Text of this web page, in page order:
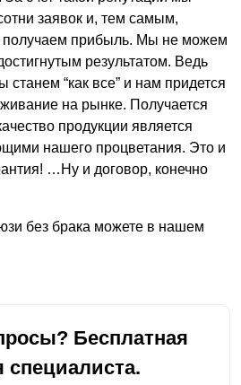
заявок и, тем самым,
получаем прибыль. Мы не можем
результатом. Ведь
“как все” и нам придется
на рынке. Получается
продукции является
нашего процветания. Это и
…Ну и договор, конечно
без брака можете в нашем
Бесплатная
специалиста.